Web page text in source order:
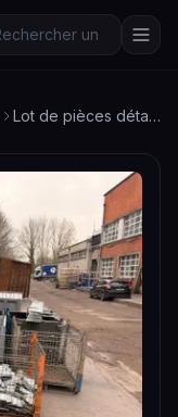
Lot de pièces détachées informatiques - Matériel de bureau varié